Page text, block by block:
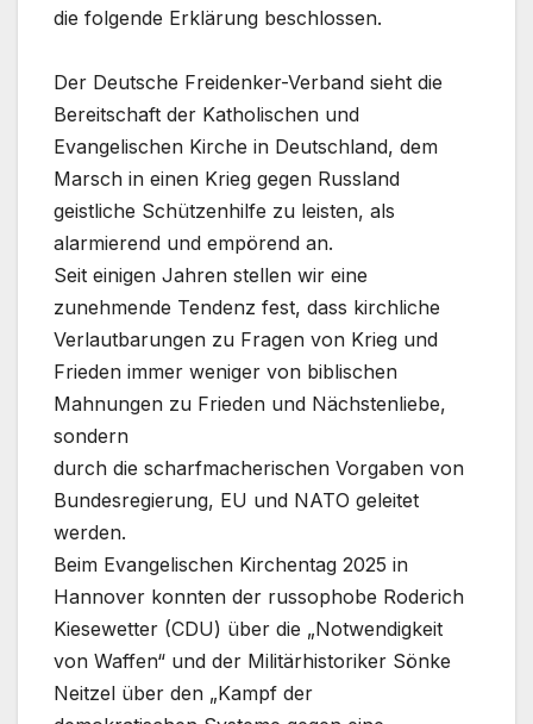
die folgende Erklärung beschlossen.
Der Deutsche Freidenker-Verband sieht die
Bereitschaft der Katholischen und
Evangelischen Kirche in Deutschland, dem
Marsch in einen Krieg gegen Russland
geistliche Schützenhilfe zu leisten, als
alarmierend und empörend an.
Seit einigen Jahren stellen wir eine
zunehmende Tendenz fest, dass kirchliche
Verlautbarungen zu Fragen von Krieg und
Frieden immer weniger von biblischen
Mahnungen zu Frieden und Nächstenliebe,
sondern
durch die scharfmacherischen Vorgaben von
Bundesregierung, EU und NATO geleitet
werden.
Beim Evangelischen Kirchentag 2025 in
Hannover konnten der russophobe Roderich
Kiesewetter (CDU) über die „Notwendigkeit
von Waffen“ und der Militärhistoriker Sönke
Neitzel über den „Kampf der